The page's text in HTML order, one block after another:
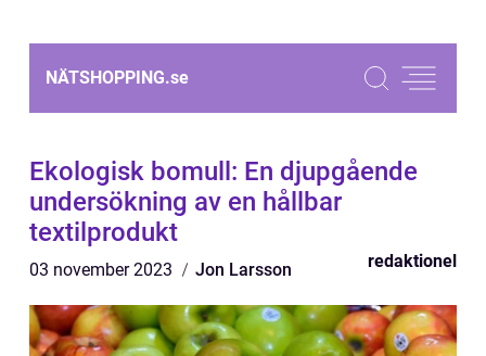
NÄTSHOPPING.se
Ekologisk bomull: En djupgående
undersökning av en hållbar
textilprodukt
03 november 2023 Jon Larsson redaktionel